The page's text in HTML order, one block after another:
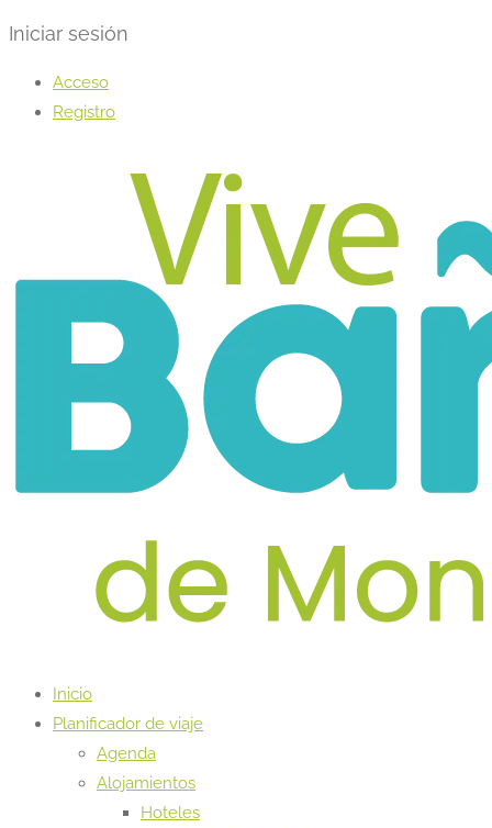
Iniciar sesión
Acceso
Registro
Inicio
Planificador de viaje
Agenda
Alojamientos
Hoteles